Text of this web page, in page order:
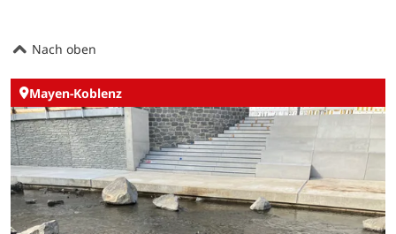
Nach oben
Mayen-Koblenz